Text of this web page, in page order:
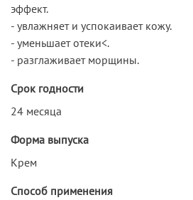
эффект.
- увлажняет и успокаивает кожу.
- уменьшает отеки<.
- разглаживает морщины.
Срок годности
24 месяца
Форма выпуска
Крем
Способ применения